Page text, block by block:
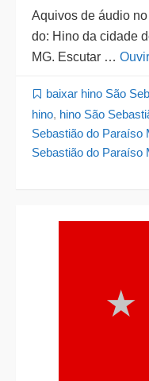
Aquivos de áudio
do: Hino da cidade
MG. Escutar …
baixar hino São
hino, hino São
Sebastião do Paraíso
Sebastião do Paraíso